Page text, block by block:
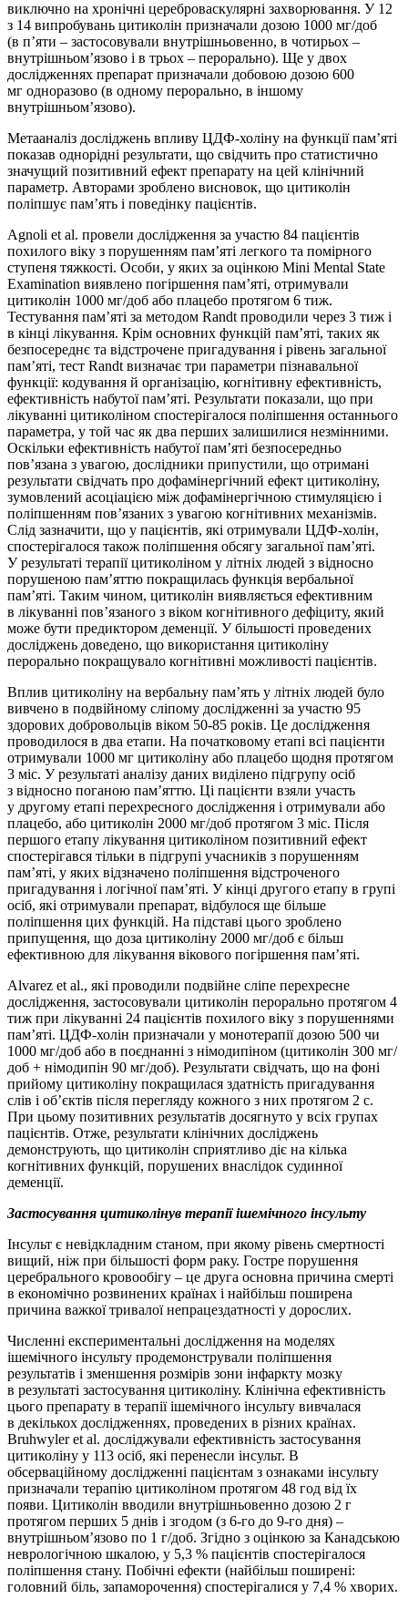
виключно на хронічні цереброваскулярні захворювання. У 12
з 14 випробувань цитиколін призначали дозою 1000 мг/доб
(в п’яти – застосовували внутрішньовенно, в чотирьох –
внутрішньом’язово і в трьох – перорально). Ще у двох
дослідженнях препарат призначали добовою дозою 600
мг одноразово (в одному перорально, в іншому
внутрішньом’язово).
Метааналіз досліджень впливу ЦДФ-холіну на функції пам’яті
показав однорідні результати, що свідчить про статистично
значущий позитивний ефект препарату на цей клінічний
параметр. Авторами зроблено висновок, що цитиколін
поліпшує пам’ять і поведінку пацієнтів.
Agnoli et al. провели дослідження за участю 84 пацієнтів
похилого віку з порушенням пам’яті легкого та помірного
ступеня тяжкості. Особи, у яких за оцінкою Mini Mental State
Examination виявлено погіршення пам’яті, отримували
цитиколін 1000 мг/доб або плацебо протягом 6 тиж.
Тестування пам’яті за методом Randt проводили через 3 тиж і
в кінці лікування. Крім основних функцій пам’яті, таких як
безпосереднє та відстрочене пригадування і рівень загальної
пам’яті, тест Randt визначає три параметри пізнавальної
функції: кодування й організацію, когнітивну ефективність,
ефективність набутої пам’яті. Результати показали, що при
лікуванні цитиколіном спостерігалося поліпшення останнього
параметра, у той час як два перших залишилися незмінними.
Оскільки ефективність набутої пам’яті безпосередньо
пов’язана з увагою, дослідники припустили, що отримані
результати свідчать про дофамінергічний ефект цитиколіну,
зумовлений асоціацією між дофамінергічною стимуляцією і
поліпшенням пов’язаних з увагою когнітивних механізмів.
Слід зазначити, що у пацієнтів, які отримували ЦДФ-холін,
спостерігалося також поліпшення обсягу загальної пам’яті.
У результаті терапії цитиколіном у літніх людей з відносно
порушеною пам’яттю покращилась функція вербальної
пам’яті. Таким чином, цитиколін виявляється ефективним
в лікуванні пов’язаного з віком когнітивного дефіциту, який
може бути предиктором деменції. У більшості проведених
досліджень доведено, що використання цитиколіну
перорально покращувало когнітивні можливості пацієнтів.
Вплив цитиколіну на вербальну пам’ять у літніх людей було
вивчено в подвійному сліпому дослідженні за участю 95
здорових добровольців віком 50-85 років. Це дослідження
проводилося в два етапи. На початковому етапі всі пацієнти
отримували 1000 мг цитиколіну або плацебо щодня протягом
3 міс. У результаті аналізу даних виділено підгрупу осіб
з відносно поганою пам’яттю. Ці пацієнти взяли участь
у другому етапі перехресного дослідження і отримували або
плацебо, або цитиколін 2000 мг/доб протягом 3 міс. Після
першого етапу лікування цитиколіном позитивний ефект
спостерігався тільки в підгрупі учасників з порушенням
пам’яті, у яких відзначено поліпшення відстроченого
пригадування і логічної пам’яті. У кінці другого етапу в групі
осіб, які отримували препарат, відбулося ще більше
поліпшення цих функцій. На підставі цього зроблено
припущення, що доза цитиколіну 2000 мг/доб є більш
ефективною для лікування вікового погіршення пам’яті.
Alvarez et al., які проводили подвійне сліпе перехресне
дослідження, застосовували цитиколін перорально протягом 4
тиж при лікуванні 24 пацієнтів похилого віку з порушеннями
пам’яті. ЦДФ-холін призначали у монотерапії дозою 500 чи
1000 мг/доб або в поєднанні з німодипіном (цитиколін 300 мг/
доб + німодипін 90 мг/доб). Результати свідчать, що на фоні
прийому цитиколіну покращилася здатність пригадування
слів і об’єктів після перегляду кожного з них протягом 2 с.
При цьому позитивних результатів досягнуто у всіх групах
пацієнтів. Отже, результати клінічних досліджень
демонструють, що цитиколін сприятливо діє на кілька
когнітивних функцій, порушених внаслідок судинної
деменції.
Застосування цитиколінув терапії ішемічного інсульту
Інсульт є невідкладним станом, при якому рівень смертності
вищий, ніж при більшості форм раку. Гостре порушення
церебрального кровообігу – це друга основна причина смерті
в економічно розвинених країнах і найбільш поширена
причина важкої тривалої непрацездатності у дорослих.
Численні експериментальні дослідження на моделях
ішемічного інсульту продемонстрували поліпшення
результатів і зменшення розмірів зони інфаркту мозку
в результаті застосування цитиколіну. Клінічна ефективність
цього препарату в терапії ішемічного інсульту вивчалася
в декількох дослідженнях, проведених в різних країнах.
Bruhwyler et al. досліджували ефективність застосування
цитиколіну у 113 осіб, які перенесли інсульт. В
обсерваційному дослідженні пацієнтам з ознаками інсульту
призначали терапію цитиколіном протягом 48 год від їх
появи. Цитиколін вводили внутрішньовенно дозою 2 г
протягом перших 5 днів і згодом (з 6-го до 9-го дня) –
внутрішньом’язово по 1 г/доб. Згідно з оцінкою за Канадською
неврологічною шкалою, у 5,3 % пацієнтів спостерігалося
поліпшення стану. Побічні ефекти (найбільш поширені:
головний біль, запаморочення) спостерігалися у 7,4 % хворих.